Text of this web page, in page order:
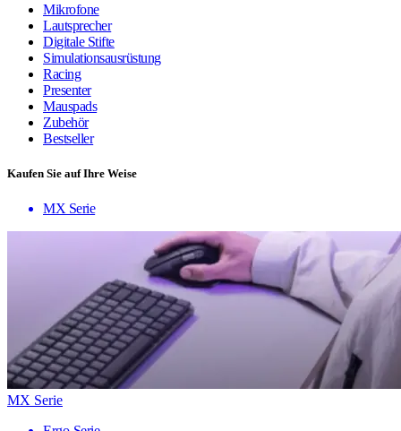
Mikrofone
Lautsprecher
Digitale Stifte
Simulationsausrüstung
Racing
Presenter
Mauspads
Zubehör
Bestseller
Kaufen Sie auf Ihre Weise
MX Serie
MX Serie